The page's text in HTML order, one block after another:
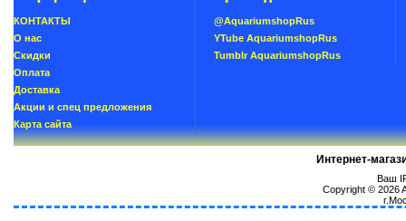
КОНТАКТЫ
О нас
Скидки
Oплатa
Доставка
Акции и спец предложения
Карта сайта
@AquariumshopRus
YTube AquariumshopRus
Tumblr AquariumshopRus
Интернет-
Ваш
Copyright © 2026